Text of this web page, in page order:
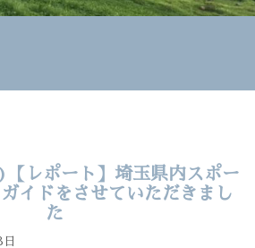
レポート】埼玉県内スポー
イドをさせていただきまし
た